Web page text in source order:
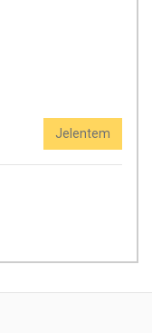
Jelentem